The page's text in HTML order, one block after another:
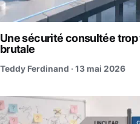
Une sécurité consultée
brutale
Teddy Ferdinand · 13 mai 2026